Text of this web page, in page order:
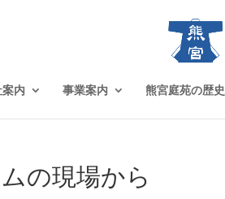
内 事業案内 熊宮庭苑の歴史
の現場から